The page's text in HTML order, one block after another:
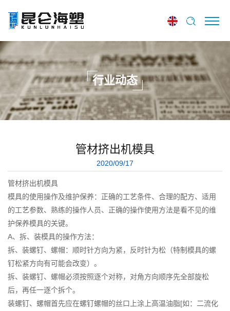
行业动态
管材挤出机模具
2020/09/17
管材挤出机模具
模具的使用操作及维护保养：正确的工艺条件、合理的配方、适用
的工艺参数、熟练的操作人员、正确的操作使用方法是看不见的维
护保养模具的关键。
A、拆、装模具的操作方法：
拆、装螺钉、螺帽：顺时针方向为紧，反时针为松（特制模具的螺
钉松紧方向有可能会改变）。
拆、装螺钉、螺帽必须按照逐个对称，对角方向顺序先全部旋松
后，再任一逐个拆个。
装螺钉、螺帽首先应在螺钉螺帽的丝口上涂上高温油脂[如：二流化